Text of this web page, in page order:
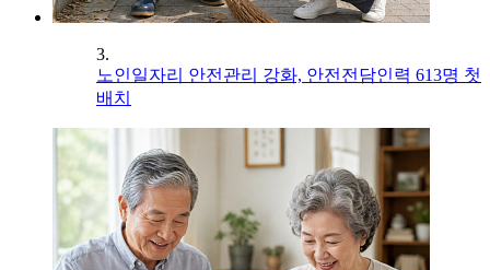
3.
노인일자리 안전관리 강화, 안전전담인력 613명 첫
배치